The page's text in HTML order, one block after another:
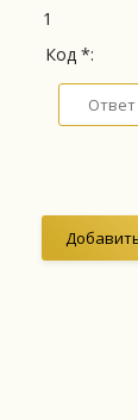
1
Код *: